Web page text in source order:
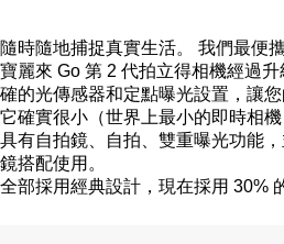
隨時隨地捕捉真實生活。 我們最便
寶麗來 Go 第 2 代拍立得相機經過
確的光傳感器和定點曝光設置，讓您
它確實很小（世界上最小的即時相
具有自拍鏡、自拍、雙重曝光功能
鏡搭配使用。
全部採用經典設計，現在採用 30%